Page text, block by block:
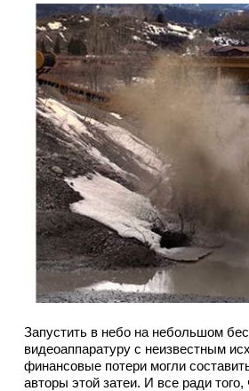
Запустить в небо на небольшом
видеоаппаратуру с неизвестным
финансовые потери могли
авторы этой затеи. И все ради